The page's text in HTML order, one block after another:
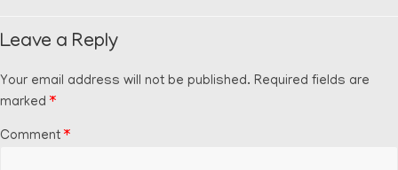
Leave a Reply
Your email address will not be published. Required fields are
marked *
Comment *